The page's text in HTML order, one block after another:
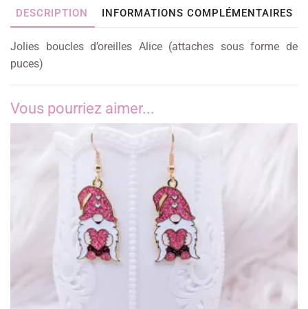
DESCRIPTION INFORMATIONS COMPLÉMENTAIRES
Jolies boucles d’oreilles Alice (attaches sous forme de
puces)
Vous pourriez aimer...